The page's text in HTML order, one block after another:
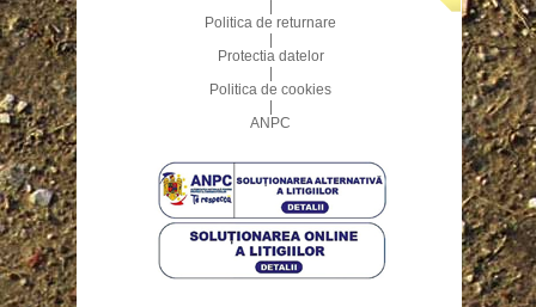
Politica de returnare
Protectia datelor
Politica de cookies
ANPC